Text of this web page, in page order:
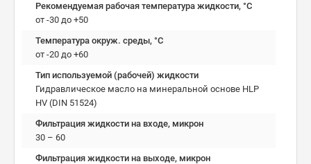
Рекомендуемая рабочая температура жидкости, °C
от -30 до +50
Температура окруж. среды, °C
от -20 до +60
Тип используемой (рабочей) жидкости
Гидравлическое масло на минеральной основе HLP
HV (DIN 51524)
Фильтрация жидкости на входе, микрон
30 – 60
Фильтрация жидкости на выходе, микрон